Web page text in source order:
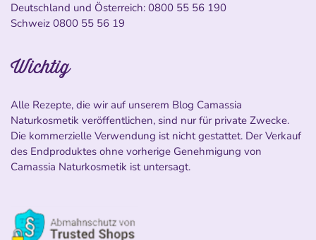
Deutschland und Österreich: 0800 55 56 190
Schweiz 0800 55 56 19
Wichtig
Alle Rezepte, die wir auf unserem Blog Camassia
Naturkosmetik veröffentlichen, sind nur für private Zwecke.
Die kommerzielle Verwendung ist nicht gestattet. Der Verkauf
des Endproduktes ohne vorherige Genehmigung von
Camassia Naturkosmetik ist untersagt.